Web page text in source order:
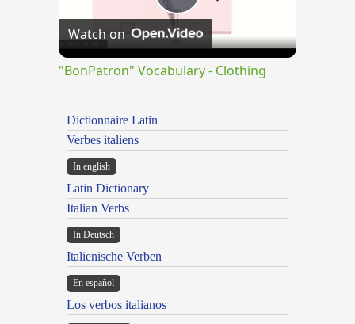
Play
Video
Watch on
"BonPatron" Vocabulary - Clothing
Dictionnaire Latin
Verbes italiens
In english
Latin Dictionary
Italian Verbs
In Deutsch
Italienische Verben
En español
Los verbos italianos